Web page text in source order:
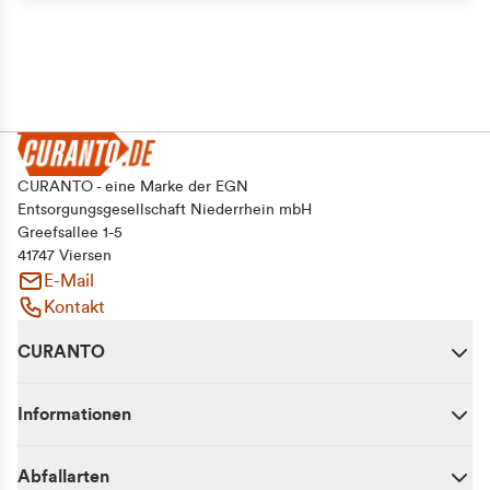
CURANTO - eine Marke der EGN
Entsorgungsgesellschaft Niederrhein mbH
Greefsallee 1-5
41747 Viersen
E-Mail
Kontakt
CURANTO
Informationen
Abfallarten